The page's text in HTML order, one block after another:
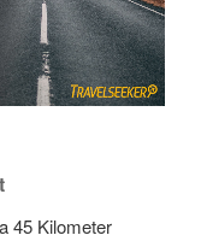
45 Kilometer